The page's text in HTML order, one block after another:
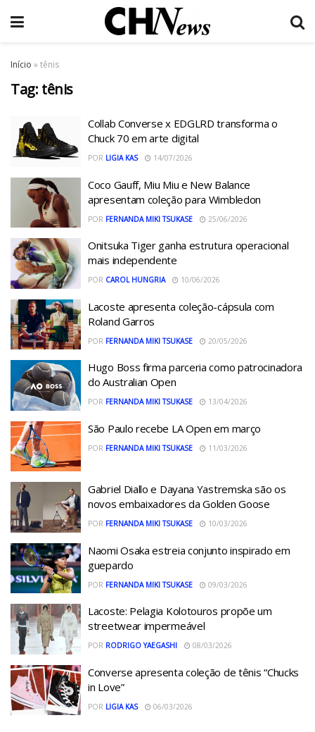
Início »tênis
Tag: tênis
Collab Converse x EDGLRD transforma o
Chuck 70 em arte digital
POR LIGIA KAS 14/07/2026
Coco Gauff, Miu Miu e New Balance
apresentam coleção para Wimbledon
POR FERNANDA MIKI TSUKASE 25/06/2026
Onitsuka Tiger ganha estrutura operacional
mais independente
POR CAROL HUNGRIA 10/06/2026
Lacoste apresenta coleção-cápsula com
Roland Garros
POR FERNANDA MIKI TSUKASE 20/05/2026
Hugo Boss firma parceria como patrocinadora
do Australian Open
POR FERNANDA MIKI TSUKASE 13/04/2026
São Paulo recebe LA Open em março
POR FERNANDA MIKI TSUKASE 11/03/2026
Gabriel Diallo e Dayana Yastremska são os
novos embaixadores da Golden Goose
POR FERNANDA MIKI TSUKASE 10/03/2026
Naomi Osaka estreia conjunto inspirado em
guepardo
POR FERNANDA MIKI TSUKASE 09/03/2026
Lacoste: Pelagia Kolotouros propõe um
streetwear impermeável
POR RODRIGO YAEGASHI 08/03/2026
Converse apresenta coleção de tênis “Chucks
in Love”
POR LIGIA KAS 06/03/2026